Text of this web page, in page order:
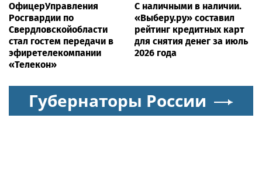
ОфицерУправления
Росгвардии по
Свердловскойобласти
стал гостем передачи в
эфиретелекомпании
«Телекон»
С наличными в наличии.
«Выберу.ру» составил
рейтинг кредитных карт
для снятия денег за июль
2026 года
Губернаторы России